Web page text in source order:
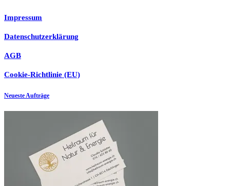
Impressum
Datenschutzerklärung
AGB
Cookie-Richtlinie (EU)
Neueste Aufträge